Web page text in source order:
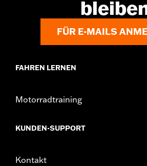
Farbe der Beleuchtung:Weiß
4.0
Maßeinheit Materialdurchmesser:Zoll
FÜR E-MAILS
FAHREN LERNEN
Motorradtraining
KUNDEN-SUPPORT
Kontakt